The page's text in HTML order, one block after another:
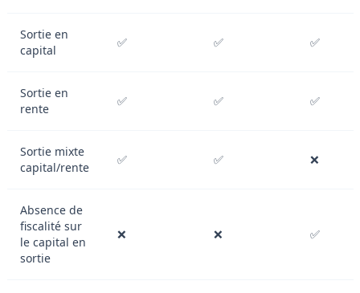
Sortie en
capital
✅ ✅ ✅
Sortie en
rente
✅ ✅ ✅
Sortie mixte
capital/rente
✅ ✅ ❌
Absence de
fiscalité sur
le capital en
sortie
❌ ❌ ✅